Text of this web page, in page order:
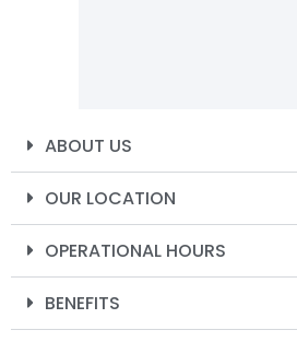
ABOUT US
OUR LOCATION
OPERATIONAL HOURS
BENEFITS